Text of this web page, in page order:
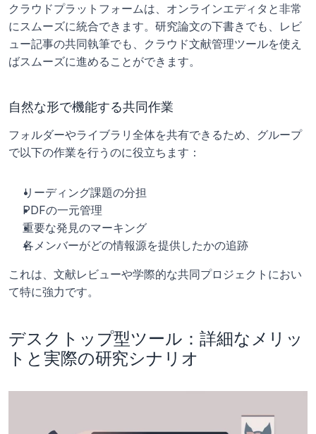
クラウドプラットフォームは、オンラインエディタと非常
にスムーズに統合できます。研究論文の下書きでも、レビ
ュー記事の共同執筆でも、クラウド文献管理ツールを使え
ばスムーズに進めることができます。
自然な形で機能する共同作業
フォルダーやライブラリ全体を共有できるため、グループ
で以下の作業を行うのに役立ちます：
リーディング課題の分担
PDFの一元管理
重要な発見のマーキング
各メンバーがどの情報源を提供したかの追跡
これは、文献レビューや学際的な共同プロジェクトにおい
て特に強力です。
デスクトップ型ツール：詳細なメリッ
トと実際の研究シナリオ